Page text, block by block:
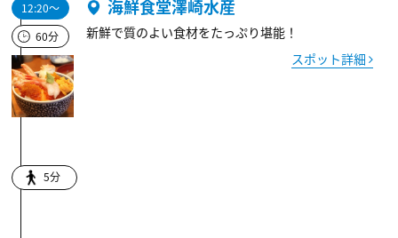
12:20～
60分
海鮮食堂澤崎水産
新鮮で質のよい食材をたっぷり堪能！
スポット詳細
5分